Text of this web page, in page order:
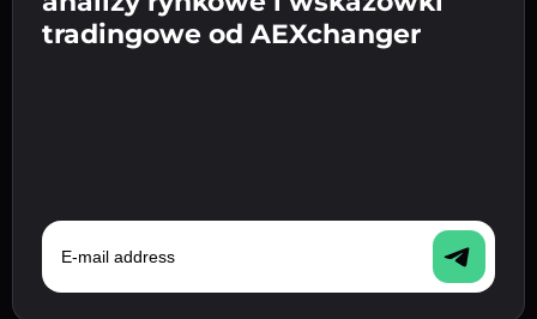
ostatniego kroku.
tradingowe od AEXchanger
E-mail address